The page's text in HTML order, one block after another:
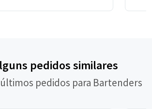
pedidos similares
últimos pedidos para Bartenders